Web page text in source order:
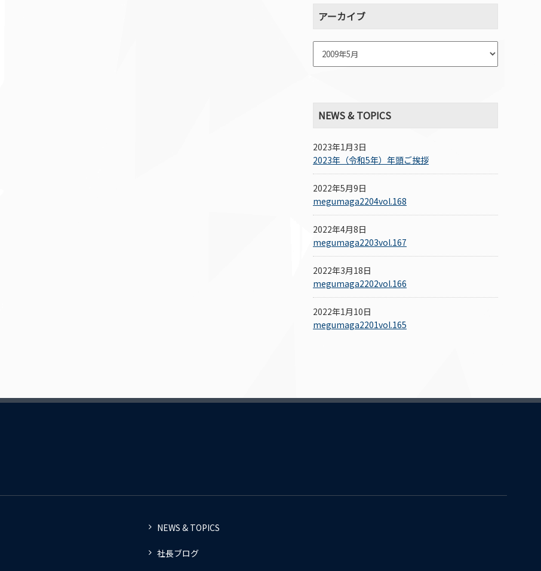
アーカイブ
NEWS & TOPICS
2023年1月3日
2023年（令和5年）年頭ご挨拶
2022年5月9日
megumaga2204vol.168
2022年4月8日
megumaga2203vol.167
2022年3月18日
megumaga2202vol.166
2022年1月10日
megumaga2201vol.165
NEWS & TOPICS
社長ブログ